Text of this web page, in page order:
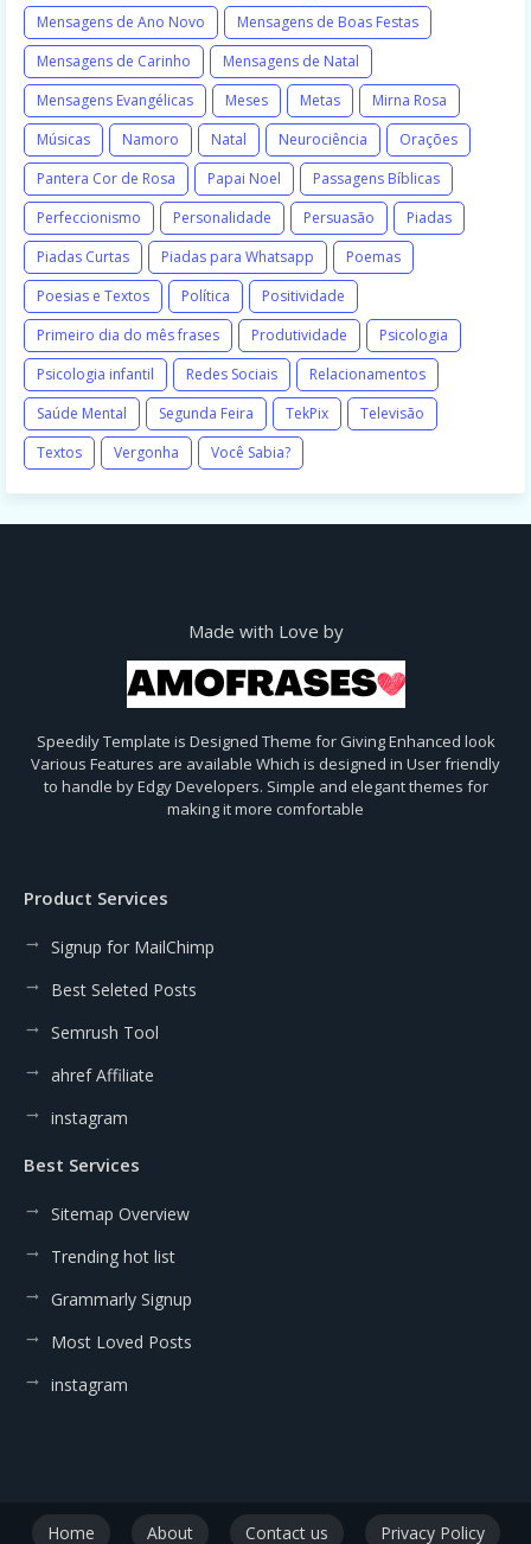
Mensagens de Ano Novo
Mensagens de Boas Festas
Mensagens de Carinho
Mensagens de Natal
Mensagens Evangélicas
Meses Metas
Mirna Rosa
Músicas
Namoro Natal Neurociência
Orações
Pantera Cor de Rosa
Papai Noel
Passagens Bíblicas
Perfeccionismo
Personalidade Persuasão
Piadas
Piadas Curtas
Piadas para Whatsapp
Poemas
Poesias e Textos
Política
Positividade
Primeiro dia do mês frases
Produtividade
Psicologia
Psicologia infantil
Redes Sociais
Relacionamentos
Saúde Mental
Segunda Feira TekPix
Televisão
Textos
Vergonha Você Sabia?
Made with Love by
Speedily Template is Designed Theme for Giving Enhanced look
Various Features are available Which is designed in User friendly
to handle by Edgy Developers. Simple and elegant themes for
making it more comfortable
Product Services
Signup for MailChimp
Best Seleted Posts
Semrush Tool
ahref Affiliate
instagram
Best Services
Sitemap Overview
Trending hot list
Grammarly Signup
Most Loved Posts
instagram
Home About Contact us Privacy Policy